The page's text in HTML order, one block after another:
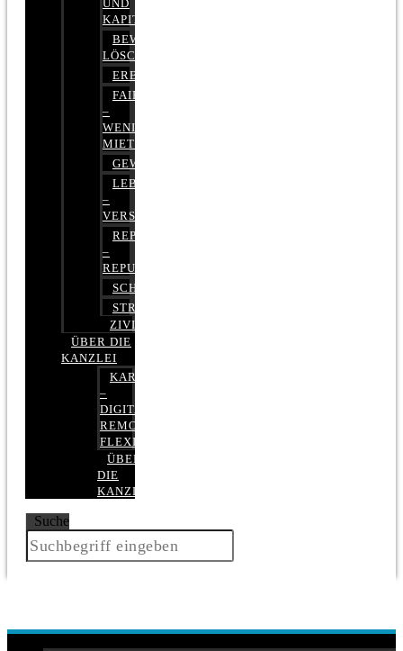
UND
KAPITALMARKTRECHT
BEWERTUNGEN
LÖSCHEN
ERBRECHT
FAIRMIETEN
–
WENIGER
MIETE
GEWERBERECHT
LEBENSVERSICHERUNG
–
VERSICHERUNGSRECHT
REPUTATIONSRECHT
–
REPUTATIONSMANAGEMENT
SCHUFARECHT
STRAFRECHT
ZIVILRECHT
ÜBER DIE
KANZLEI
KARRIERE
–
DIGITAL,
REMOTE,
FLEXIBEL
ÜBER
DIE
KANZLEI
Suche